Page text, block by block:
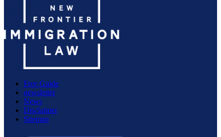
Free Guide
newsletter
News
Disclaimer
Sitemap